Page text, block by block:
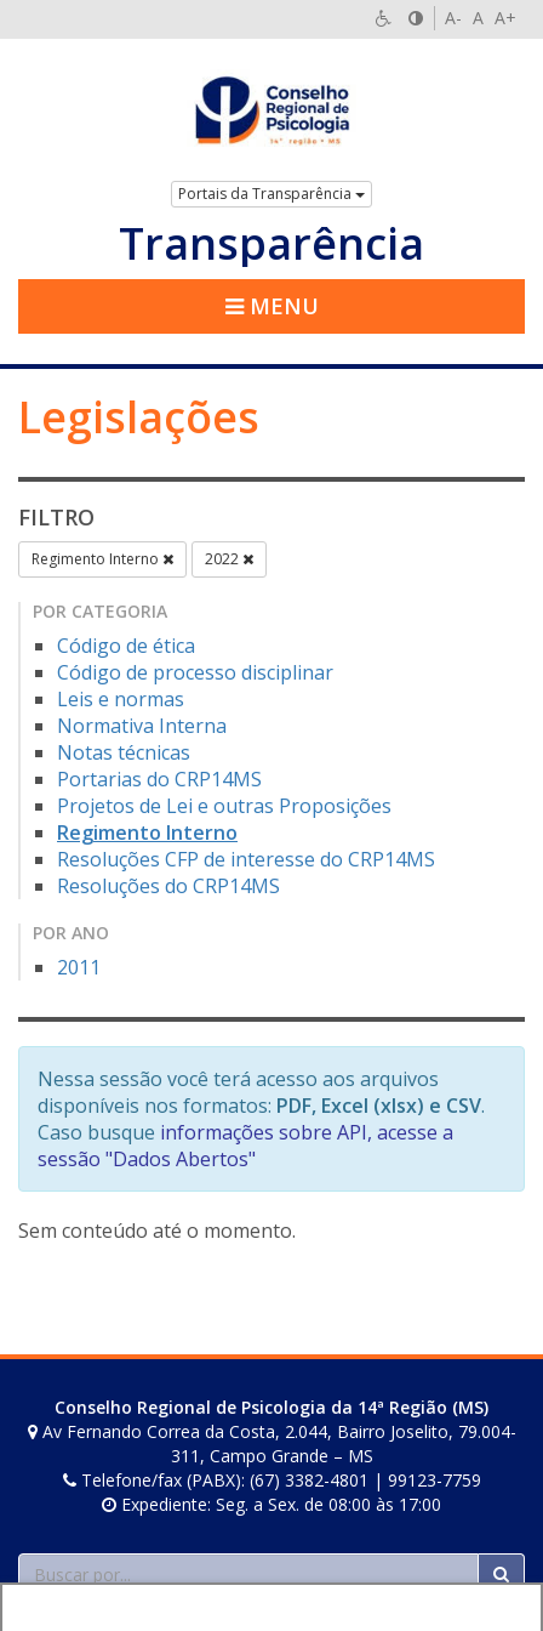
A- A A+
Portais da Transparência
Transparência
MENU
Legislações
FILTRO
Regimento Interno 2022
POR CATEGORIA
Código de ética
Código de processo disciplinar
Leis e normas
Normativa Interna
Notas técnicas
Portarias do CRP14MS
Projetos de Lei e outras Proposições
Regimento Interno
Resoluções CFP de interesse do CRP14MS
Resoluções do CRP14MS
POR ANO
2011
Nessa sessão você terá acesso aos arquivos
disponíveis nos formatos: PDF, Excel (xlsx) e CSV.
Caso busque informações sobre API, acesse a
sessão "Dados Abertos"
Sem conteúdo até o momento.
Conselho Regional de Psicologia da 14ª Região (MS)
Av Fernando Correa da Costa, 2.044, Bairro Joselito, 79.004-
311, Campo Grande – MS
Telefone/fax (PABX): (67) 3382-4801 | 99123-7759
Expediente: Seg. a Sex. de 08:00 às 17:00
Buscar